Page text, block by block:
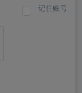
记住账号